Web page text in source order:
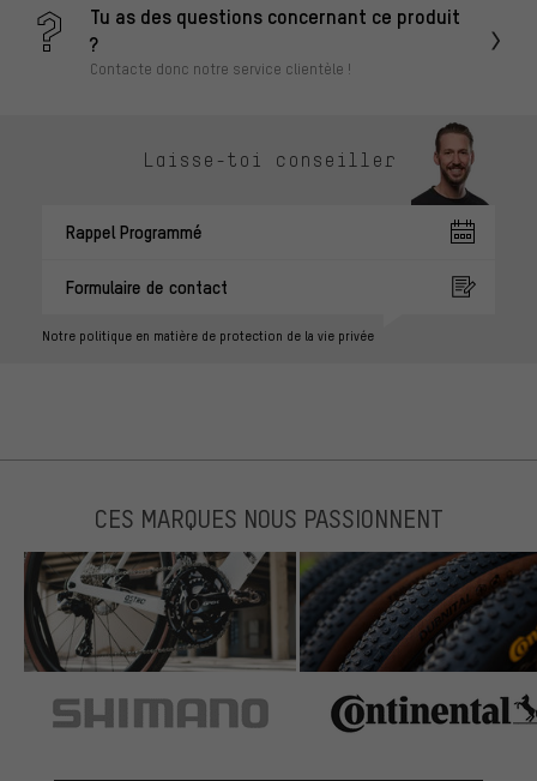
Tu as des questions concernant ce produit
?
Contacte donc notre service clientèle !
Laisse-toi conseiller
Rappel Programmé
Formulaire de contact
Notre politique en matière de protection de la vie privée
CES MARQUES NOUS PASSIONNENT